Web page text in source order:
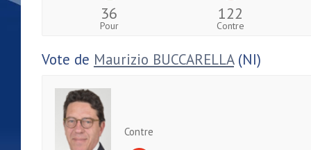
36
Pour
122
Contre
Vote de Maurizio BUCCARELLA(NI)
Contre